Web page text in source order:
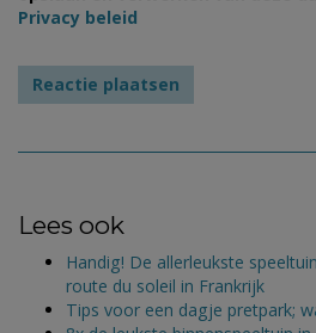
Privacy beleid
Lees ook
Handig! De allerleukste
route du soleil in Frankrijk
Tips voor een dagje pretpark;